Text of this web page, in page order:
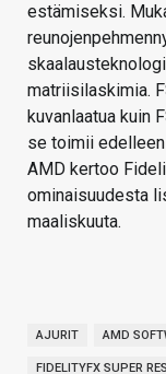
estämiseksi.
matriisilaskimia.
kuvanlaatua kuin
se toimii
AMD kertoo
ominaisuudesta
maaliskuuta.
AJURIT AMD
FIDELITYFX SUPER